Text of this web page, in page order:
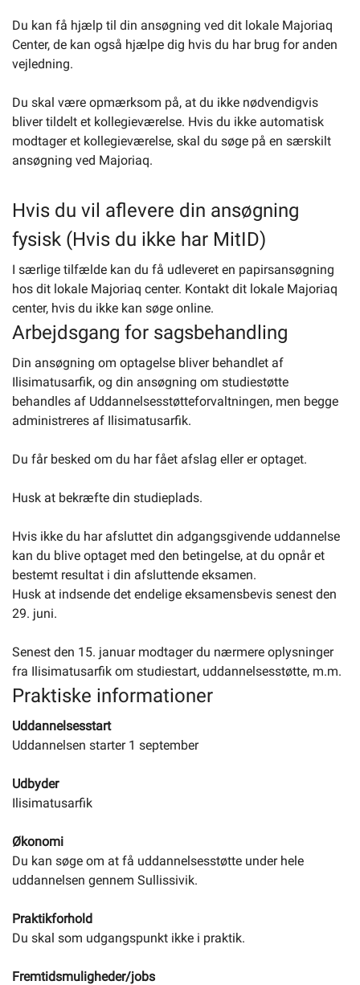
Du kan få hjælp til din ansøgning ved dit lokale Majoriaq
Center, de kan også hjælpe dig hvis du har brug for anden
vejledning.
Du skal være opmærksom på, at du ikke nødvendigvis
bliver tildelt et kollegieværelse. Hvis du ikke automatisk
modtager et kollegieværelse, skal du søge på en særskilt
ansøgning ved Majoriaq.
Hvis du vil aflevere din ansøgning
fysisk (Hvis du ikke har MitID)
I særlige tilfælde kan du få udleveret en papirsansøgning
hos dit lokale Majoriaq center. Kontakt dit lokale Majoriaq
center, hvis du ikke kan søge online.
Arbejdsgang for sagsbehandling
Din ansøgning om optagelse bliver behandlet af
Ilisimatusarfik, og din ansøgning om studiestøtte
behandles af Uddannelsesstøtteforvaltningen, men begge
administreres af Ilisimatusarfik.
Du får besked om du har fået afslag eller er optaget.
Husk at bekræfte din studieplads.
Hvis ikke du har afsluttet din adgangsgivende uddannelse
kan du blive optaget med den betingelse, at du opnår et
bestemt resultat i din afsluttende eksamen.
Husk at indsende det endelige eksamensbevis senest den
29. juni.
Senest den 15. januar modtager du nærmere oplysninger
fra Ilisimatusarfik om studiestart, uddannelsesstøtte, m.m.
Praktiske informationer
Uddannelsesstart
Uddannelsen starter 1 september
Udbyder
Ilisimatusarfik
Økonomi
Du kan søge om at få uddannelsesstøtte under hele
uddannelsen gennem Sullissivik.
Praktikforhold
Du skal som udgangspunkt ikke i praktik.
Fremtidsmuligheder/jobs